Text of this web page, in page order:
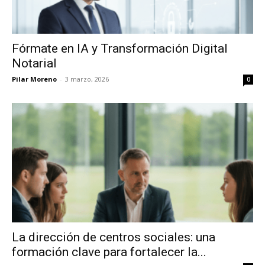
Fórmate en IA y Transformación Digital
Notarial
Pilar Moreno - 3 marzo, 2026 0
La dirección de centros sociales: una
formación clave para fortalecer la...